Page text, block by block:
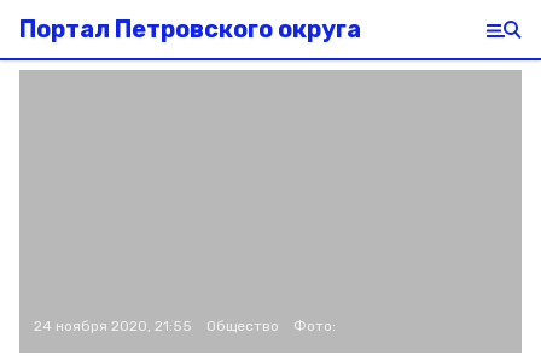
Портал Петровского округа
24 ноября 2020, 21:55 Общество Фото: